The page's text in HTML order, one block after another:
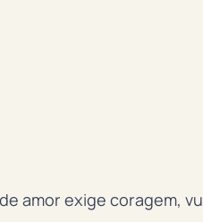
amor exige coragem,